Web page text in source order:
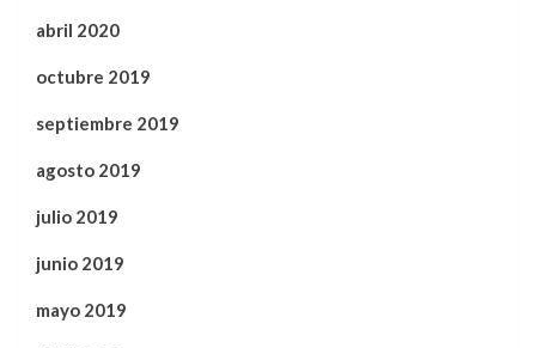
abril 2020
octubre 2019
septiembre 2019
agosto 2019
julio 2019
junio 2019
mayo 2019